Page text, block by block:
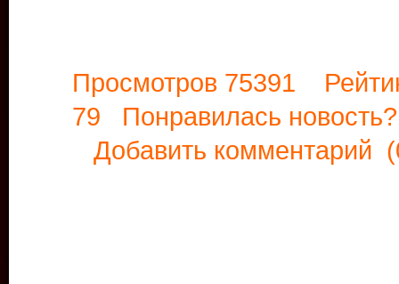
Просмотров 75391
79 Понравилась
Добавить комментарий